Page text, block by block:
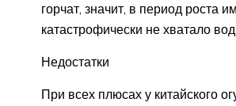
горчат, значит, в период роста им
катастрофически не хватало
Недостатки
При всех плюсах у китайского